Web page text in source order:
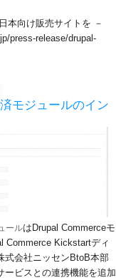
本向け販売サイトを －
press-release/drupal-
モジュールのイン
ールはDrupal Commerceモ
Commerce Kickstartディ
式会社ニッセンBtoB本部
ービスとの連携機能を追加